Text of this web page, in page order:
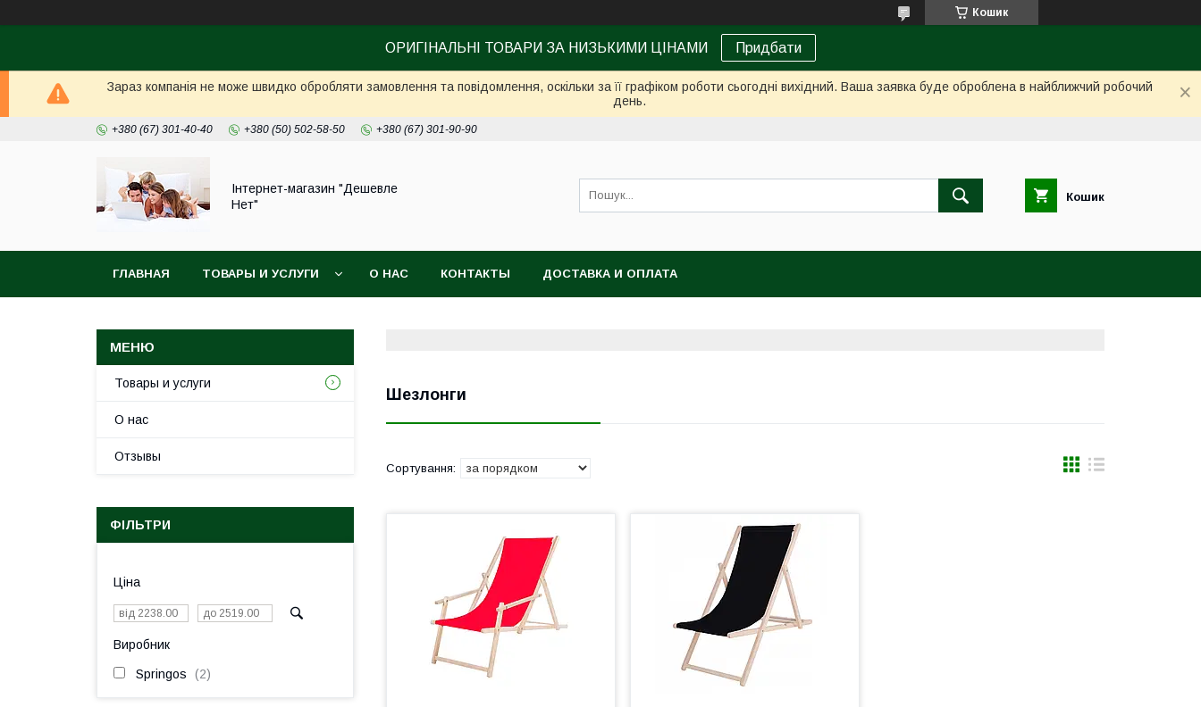
Кошик
ОРИГІНАЛЬНІ ТОВАРИ ЗА НИЗЬКИМИ ЦІНАМИ Придбати
Зараз компанія не може швидко обробляти замовлення та повідомлення, оскільки за її графіком роботи сьогодні вихідний. Ваша заявка буде оброблена в найближчий робочий
день.
+380 (67) 301-40-40 +380 (50) 502-58-50 +380 (67) 301-90-90
Інтернет-магазин "Дешевле
Нет"
Кошик
ГЛАВНАЯ ТОВАРЫ И УСЛУГИ О НАС КОНТАКТЫ ДОСТАВКА И ОПЛАТА
Шезлонги
Товары и услуги
О нас
Отзывы
ФІЛЬТРИ
Ціна
Виробник
Springos 2